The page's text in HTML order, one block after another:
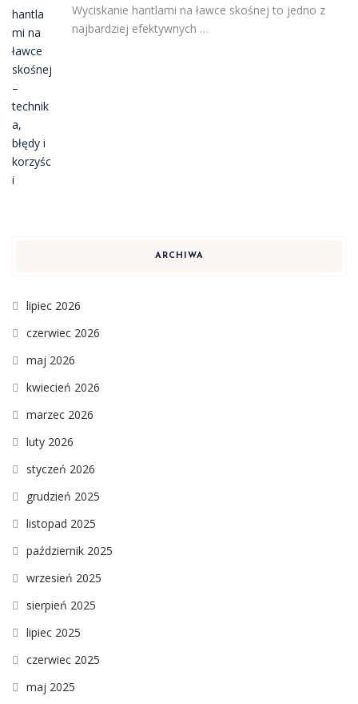
Wyciskanie hantlami na ławce skośnej to jedno z
najbardziej efektywnych …
ARCHIWA
lipiec 2026
czerwiec 2026
maj 2026
kwiecień 2026
marzec 2026
luty 2026
styczeń 2026
grudzień 2025
listopad 2025
październik 2025
wrzesień 2025
sierpień 2025
lipiec 2025
czerwiec 2025
maj 2025